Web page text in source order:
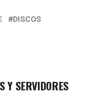
DISCOS
Y SERVIDORES